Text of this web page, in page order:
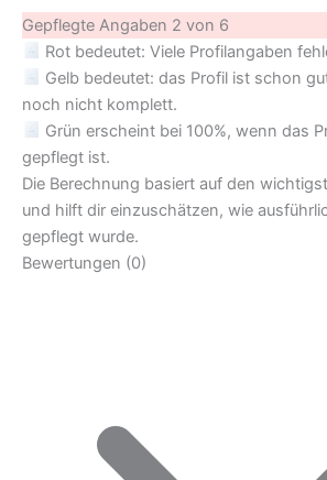
Gepflegte Angaben 2 von 6
Rot bedeutet: Viele Profilangaben
Gelb bedeutet: das Profil ist schon
noch nicht komplett.
Grün erscheint bei 100%, wenn das
gepflegt ist.
Die Berechnung basiert auf den
und hilft dir einzuschätzen, wie
gepflegt wurde.
Bewertungen (0)